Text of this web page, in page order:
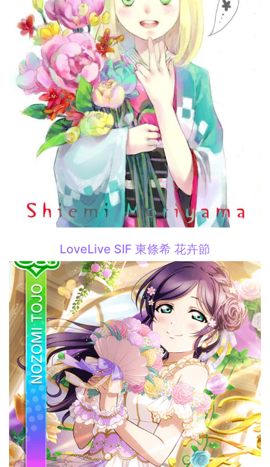
LoveLive SIF 東條希 花卉節